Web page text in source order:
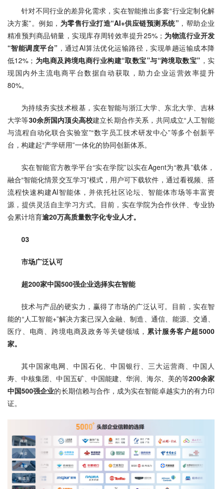
针对不同行业的差异化需求，实在智能推出多套“行业定制化解
决方案”。例如， 为零售行业打造“AI+供应链预测系统”，帮助企业
精准预判商品销量，实现库存周转效率提升25%； 为物流行业开发
“智能调度平台” ，通过AI算法优化运输路径，实现单趟运输成本降
低12%； 为电商及跨境电商行业构建“取数宝”与“跨境取数宝” ，实
现国内外主流电商平台数据自动获取，助力企业运营效率提升
80%。
为持续夯实技术根基，实在智能与浙江大学、东北大学、吉林
大学等30余所国内顶尖高校建立长期合作关系，共同成立“人工智能
与流程自动化联合实验室”“数字员工技术研发中心”等多个创新平
台，构建起“产学研用”一体化的协同创新体系。
实在智能官方教学平台“实在学院”以实在Agent为“教具”载体，
融合“智能化情景交互学习”模式，用户可下载软件，通过看视频、搭
流程快速构建AI智能体，并依托社区论坛、智能体市场等丰富资
源，提供灵活自主学习方式。目前，实在学院为合作伙伴、专业协
会累计培育逾20万高质量数字化专业人才。
03
市场广泛认可
超200家中国500强企业选择实在智能
技术与产品的硬实力，赢得了市场的广泛认可。目前，实在智
能的“人工智能+”解决方案已深入金融、制造、通信、能源、交通、
医疗、电商、跨境电商及政务等关键领域， 累计服务客户超5000
家。
其中国家电网、中国石化、中国银行、三大运营商、中国人
寿、中核集团、中国五矿、中国能建、华润、海尔、美的等200余家
中国500强企业的长期信赖与合作，成为实在智能卓越实力的有力印
证。